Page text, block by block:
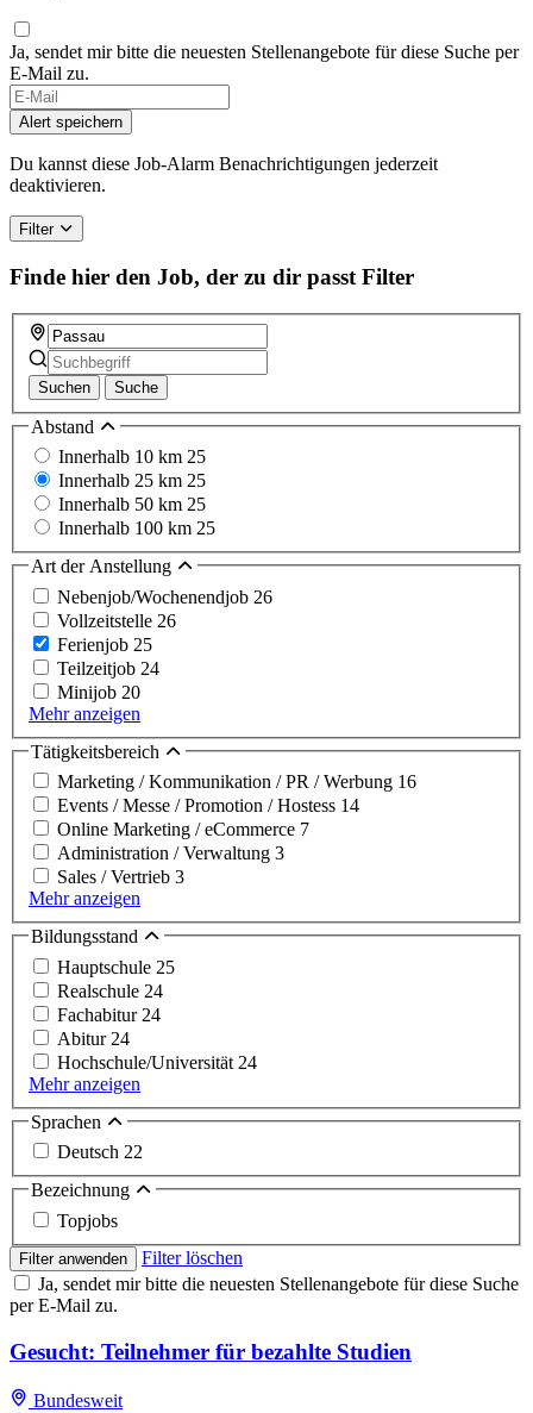
Ja, sendet mir bitte die neuesten Stellenangebote für diese Suche per
E-Mail zu.
Alert speichern
Du kannst diese Job-Alarm Benachrichtigungen jederzeit
deaktivieren.
Filter
Finde hier den Job, der zu dir passt Filter
Suchen Suche
Abstand
Innerhalb 10 km 25
Innerhalb 25 km 25
Innerhalb 50 km 25
Innerhalb 100 km 25
Art der Anstellung
Nebenjob/Wochenendjob 26
Vollzeitstelle 26
Ferienjob 25
Teilzeitjob 24
Minijob 20
Mehr anzeigen
Tätigkeitsbereich
Marketing / Kommunikation / PR / Werbung 16
Events / Messe / Promotion / Hostess 14
Online Marketing / eCommerce 7
Administration / Verwaltung 3
Sales / Vertrieb 3
Mehr anzeigen
Bildungsstand
Hauptschule 25
Realschule 24
Fachabitur 24
Abitur 24
Hochschule/Universität 24
Mehr anzeigen
Sprachen
Deutsch 22
Bezeichnung
Topjobs
Filter anwenden
Filter löschen
Ja, sendet mir bitte die neuesten Stellenangebote für diese Suche
per E-Mail zu.
Gesucht: Teilnehmer für bezahlte Studien
Bundesweit